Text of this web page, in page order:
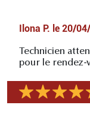
Ilona P. le 20/
Technicien
pour le rendez-